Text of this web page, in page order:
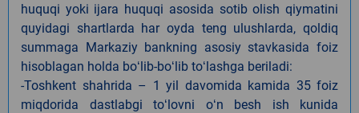
huquqi yoki ijara huquqi asosida sotib olish qiymatini
quyidagi shartlarda har oyda teng ulushlarda, qoldiq
summaga Markaziy bankning asosiy stavkasida foiz
hisoblagan holda boʻlib-boʻlib toʻlashga beriladi:
-Toshkent shahrida – 1 yil davomida kamida 35 foiz
miqdorida dastlabgi toʻlovni oʻn besh ish kunida